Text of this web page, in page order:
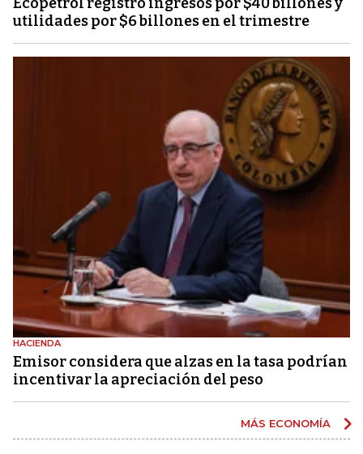
utilidades por $6 billones en el trimestre
HACIENDA
Emisor considera que alzas en la tasa podrían
incentivar la apreciación del peso
MÁS ECONOMÍA